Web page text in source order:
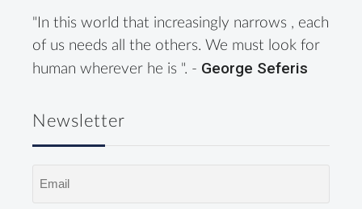
"In this world that increasingly narrows , each
of us needs all the others. We must look for
human wherever he is ". - George Seferis
Newsletter